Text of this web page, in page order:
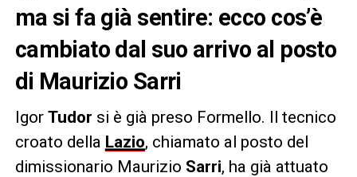
ma si fa già sentire: ecco cos’è
cambiato dal suo arrivo al posto
di Maurizio Sarri
Igor Tudor si è già preso Formello. Il tecnico
croato della Lazio, chiamato al posto del
dimissionario Maurizio Sarri, ha già attuato